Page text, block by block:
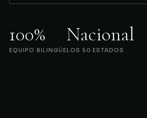
100%
EQUIPO BILINGÜE
Nacional
LOS 50 ESTADOS